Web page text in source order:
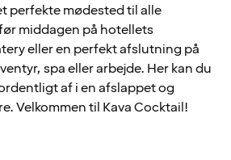
perfekte mødested til alle
middagen på hotellets
eller en perfekt afslutning på
spa eller arbejde. Her kan du
af i en afslappet og
Velkommen til Kava Cocktail!